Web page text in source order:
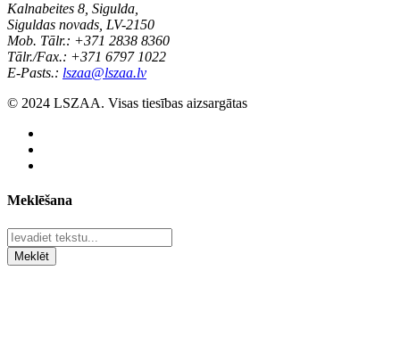
Kalnabeites 8, Sigulda,
Siguldas novads, LV-2150
Mob. Tālr.: +371 2838 8360
Tālr./Fax.: +371 6797 1022
E-Pasts.: lszaa@lszaa.lv
© 2024 LSZAA. Visas tiesības aizsargātas
Meklēšana
Meklēt